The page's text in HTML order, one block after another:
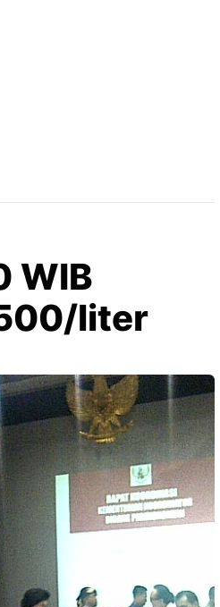
WIB
liter